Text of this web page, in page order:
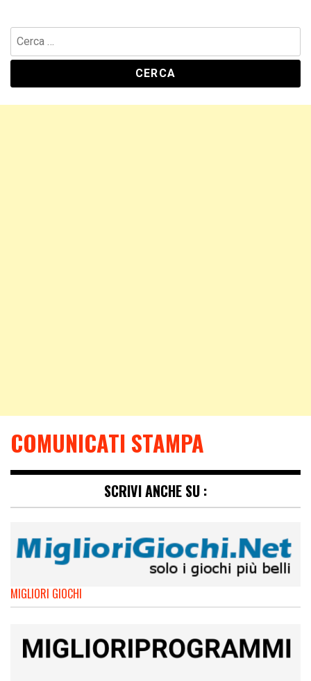
COMUNICATI STAMPA
SCRIVI ANCHE SU :
MIGLIORI GIOCHI